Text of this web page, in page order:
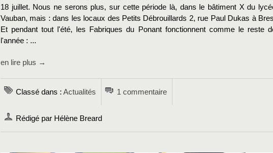
18 juillet. Nous ne serons plus, sur cette période là, dans le bâtiment X du
Vauban, mais : dans les locaux des Petits Débrouillards 2, rue Paul Dukas à
Et pendant tout l'été, les Fabriques du Ponant fonctionnent comme le reste
l'année : ...
en lire plus →
Classé dans : Actualités 1 commentaire
Rédigé par Hélène Breard